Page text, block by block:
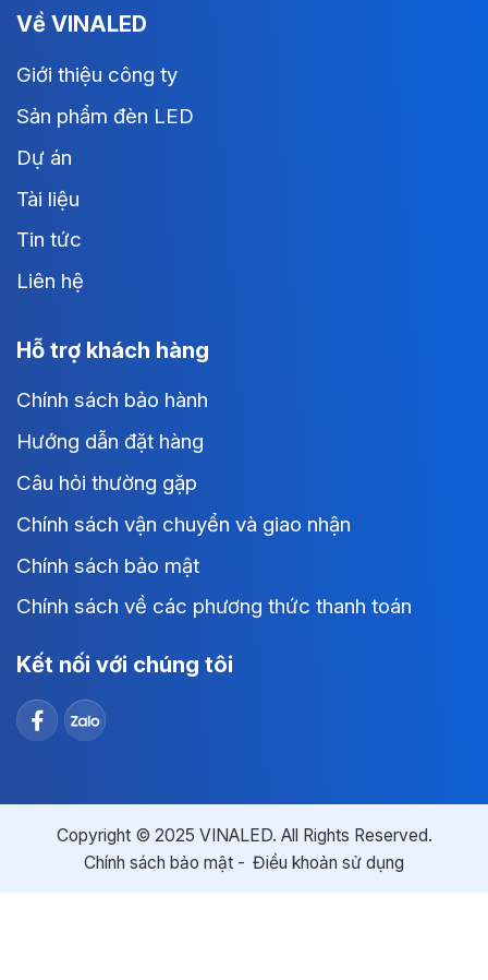
Về VINALED
Giới thiệu công ty
Sản phẩm đèn LED
Dự án
Tài liệu
Tin tức
Liên hệ
Hỗ trợ khách hàng
Chính sách bảo hành
Hướng dẫn đặt hàng
Câu hỏi thường gặp
Chính sách vận chuyển và giao nhận
Chính sách bảo mật
Chính sách về các phương thức thanh toán
Kết nối với chúng tôi
Copyright © 2025 VINALED. All Rights Reserved.
Chính sách bảo mật
Điều khoản sử dụng